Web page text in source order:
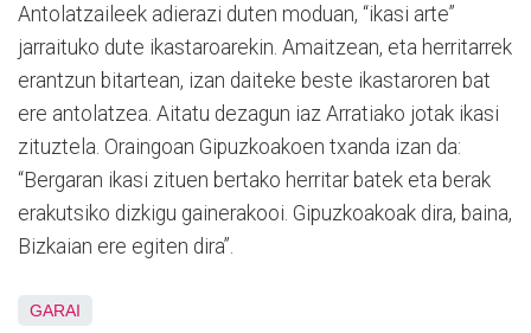
Antolatzaileek adierazi duten moduan, “ikasi arte”
jarraituko dute ikastaroarekin. Amaitzean, eta herritarrek
erantzun bitartean, izan daiteke beste ikastaroren bat
ere antolatzea. Aitatu dezagun iaz Arratiako jotak ikasi
zituztela. Oraingoan Gipuzkoakoen txanda izan da:
“Bergaran ikasi zituen bertako herritar batek eta berak
erakutsiko dizkigu gainerakooi. Gipuzkoakoak dira, baina,
Bizkaian ere egiten dira”.
GARAI